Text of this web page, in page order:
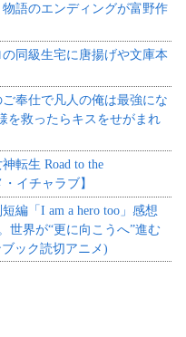
語のエンディングが富野作
同級生宅に唐揚げや文庫本
奉仕で凡人の俺は最強にな
を救ったらキスをせがまれ
転生 Road to the
イチャラブ】
編「I am a hero too」感想
世界が“更に向こうへ”進む
ック読切アニメ)